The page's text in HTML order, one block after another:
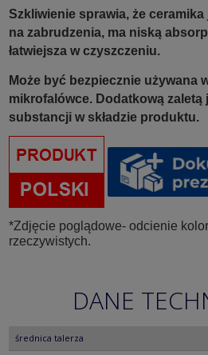
Szkliwienie sprawia, że
na zabrudzenia, ma niską
łatwiejsza w czyszczeniu.
Może być bezpiecznie używana
mikrofalówce. Dodatkową
substancji w składzie produktu.
*Zdjęcie poglądowe- odcienie
rzeczywistych.
DANE
średnica talerza